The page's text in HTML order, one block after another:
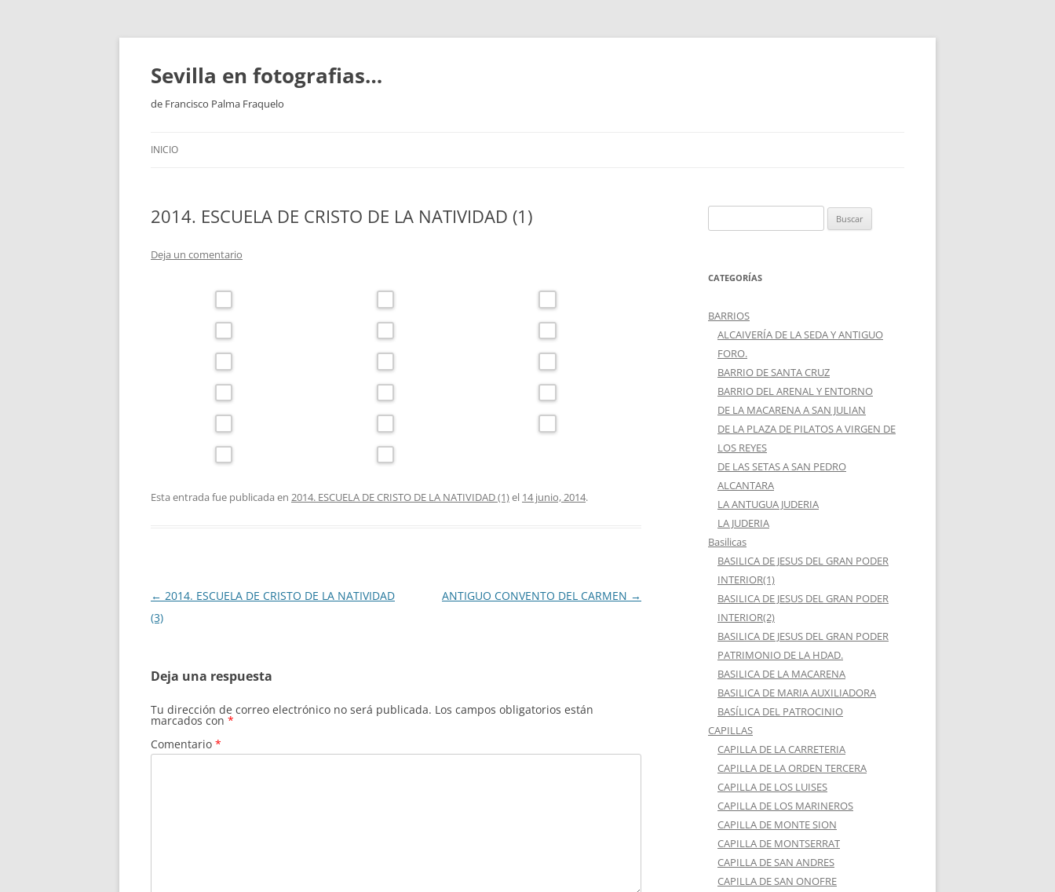
Saltar
contenido
Sevilla en fotografias…
de Francisco Palma Fraquelo
INICIO
2014. ESCUELA DE CRISTO DE LA NATIVIDAD (1)
Deja un comentario
Esta entrada fue publicada en 2014. ESCUELA DE CRISTO DE LA NATIVIDAD (1)el 14 junio, 2014.
Navegación
de
← 2014. ESCUELA DE CRISTO DE LA NATIVIDAD
(3)
ANTIGUO CONVENTO DEL CARMEN →
Deja una respuesta
Tu dirección de correo electrónico no será publicada. Los campos obligatorios están
marcados con *
Comentario *
CATEGORÍAS
BARRIOS
ALCAIVERÍA DE LA SEDA Y ANTIGUO
FORO.
BARRIO DE SANTA CRUZ
BARRIO DEL ARENAL Y ENTORNO
DE LA MACARENA A SAN JULIAN
DE LA PLAZA DE PILATOS A VIRGEN DE
LOS REYES
DE LAS SETAS A SAN PEDRO
ALCANTARA
LA ANTUGUA JUDERIA
LA JUDERIA
Basilicas
BASILICA DE JESUS DEL GRAN PODER
INTERIOR(1)
BASILICA DE JESUS DEL GRAN PODER
INTERIOR(2)
BASILICA DE JESUS DEL GRAN PODER
PATRIMONIO DE LA HDAD.
BASILICA DE LA MACARENA
BASILICA DE MARIA AUXILIADORA
BASÍLICA DEL PATROCINIO
CAPILLAS
CAPILLA DE LA CARRETERIA
CAPILLA DE LA ORDEN TERCERA
CAPILLA DE LOS LUISES
CAPILLA DE LOS MARINEROS
CAPILLA DE MONTE SION
CAPILLA DE MONTSERRAT
CAPILLA DE SAN ANDRES
CAPILLA DE SAN ONOFRE